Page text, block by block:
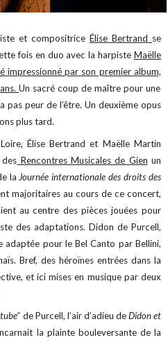
et compositrice Élise Bertrand se
fois en duo avec la harpiste Maëlle
impressionné par son premier album,
Un sacré coup de maître pour une
pas peur de l’être. Un deuxième opus
plus tard.
Élise Bertrand et Maëlle Martin
Rencontres Musicales de Gien un
la Journée internationale des droits des
majoritaires au cours de ce concert,
au centre des pièces jouées pour
des adaptations. Didon de Purcell,
adaptée pour le Bel Canto par Bellini,
Bref, des héroïnes entrées dans la
et ici mises en musique par deux
de Purcell, l’air d’adieu deDidon et
la plainte bouleversante de la